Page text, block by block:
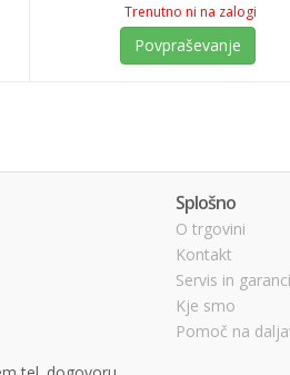
Trenutno ni na zalogi
Povpraševanje
Splošno
O trgovini
Kontakt
Servis in
Kje smo
Pomoč na